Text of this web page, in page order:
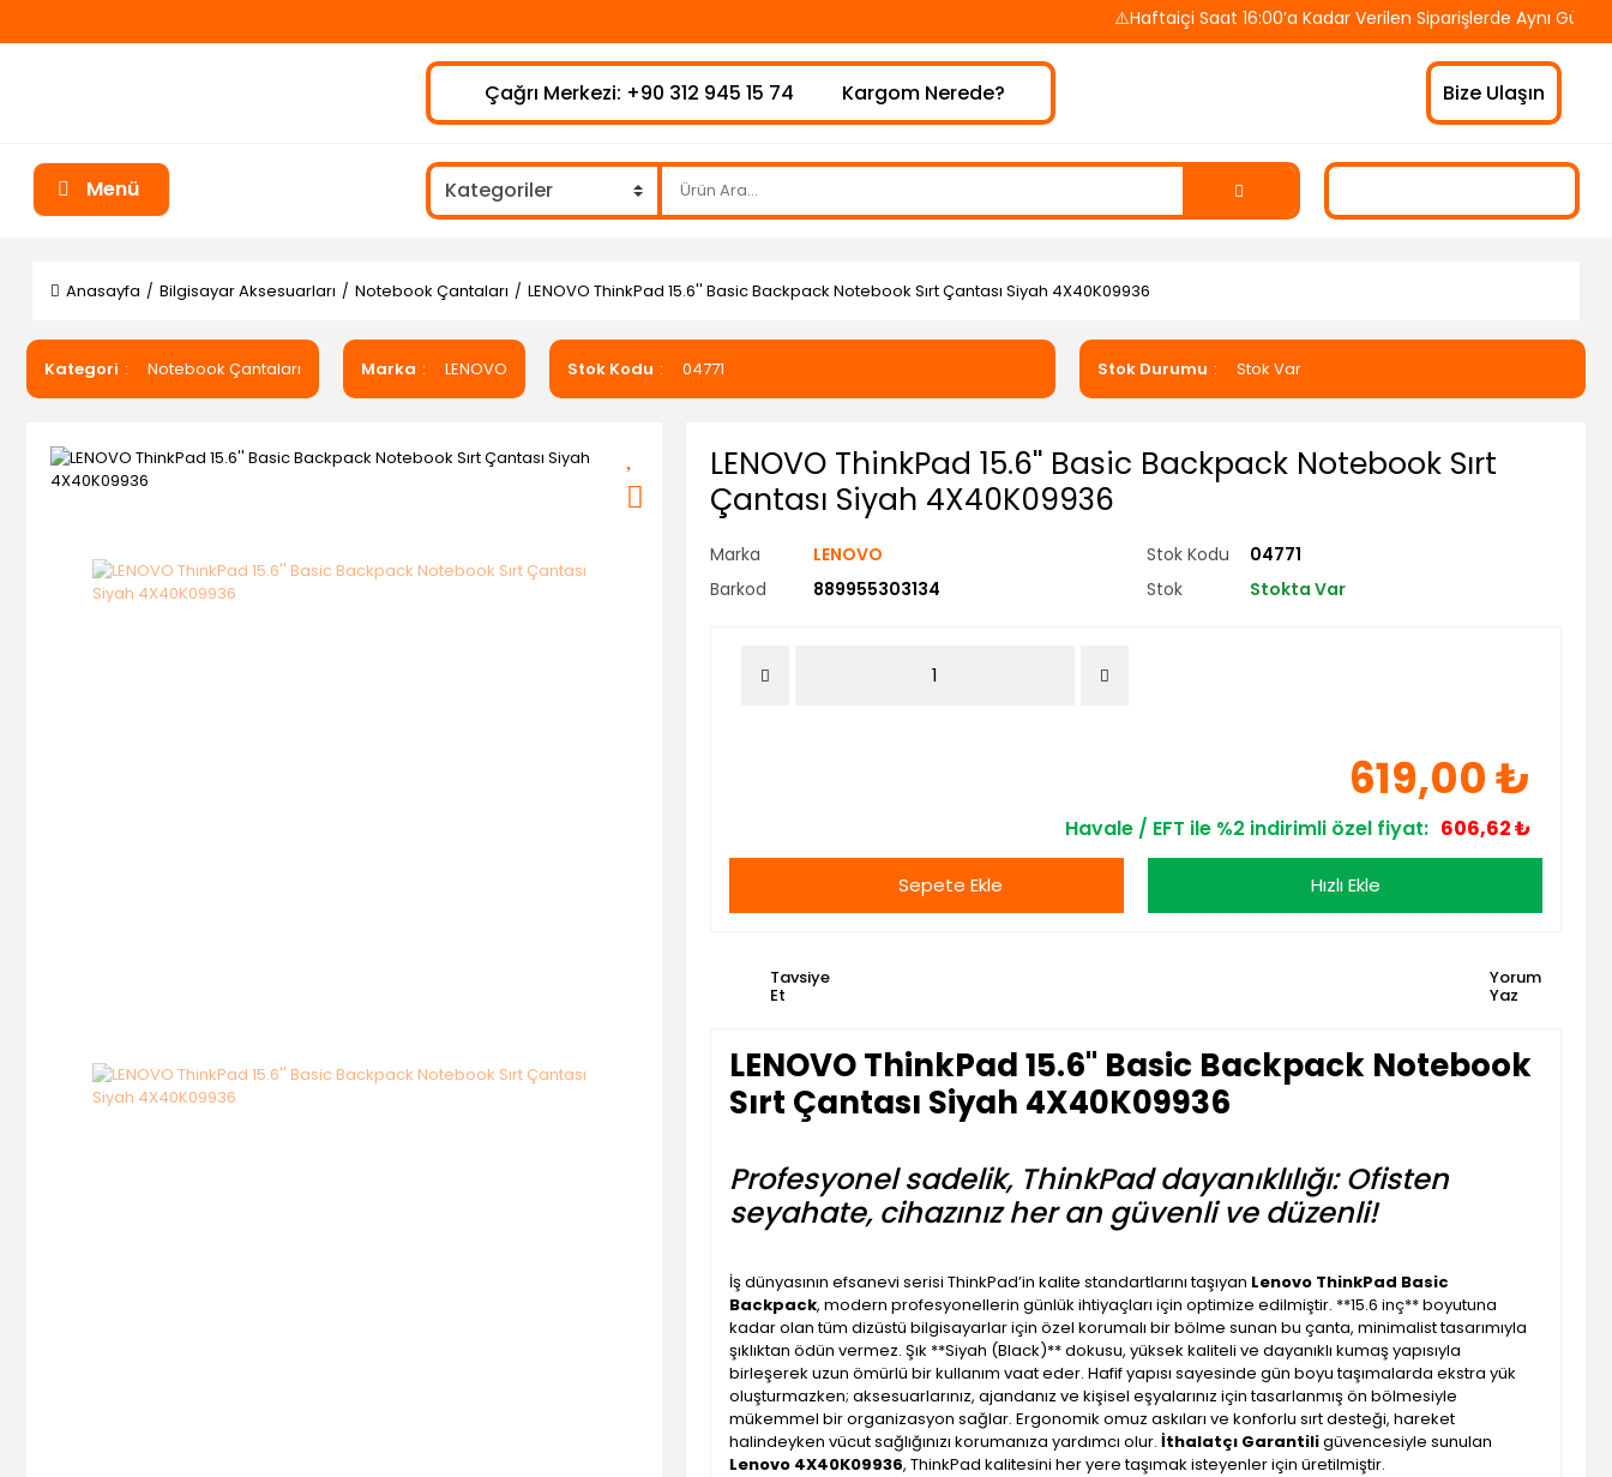
⚠️Haftaiçi Saat 16:00’a Kadar Verilen Siparişlerde Aynı Gün
Çağrı Merkezi: +90 312 945 15 74 Kargom Nerede? Bize Ulaşın
Menü
Anasayfa Bilgisayar Aksesuarları Notebook Çantaları LENOVO ThinkPad 15.6'' Basic Backpack Notebook Sırt Çantası Siyah 4X40K09936
Kategori Notebook Çantaları Marka LENOVO Stok Kodu 04771 Stok Durumu Stok Var
LENOVO ThinkPad 15.6'' Basic Backpack Notebook Sırt
Çantası Siyah 4X40K09936
Marka LENOVO Stok Kodu
04771
Barkod
889955303134 Stok Stokta Var
619,00 ₺
Havale / EFT ile %2 indirimli özel fiyat: 606,62 ₺
Sepete Ekle Hızlı Ekle
Tavsiye
Et
Yorum
Yaz
LENOVO ThinkPad 15.6'' Basic Backpack Notebook
Sırt Çantası Siyah 4X40K09936
Profesyonel sadelik, ThinkPad dayanıklılığı: Ofisten
seyahate, cihazınız her an güvenli ve düzenli!
İş dünyasının efsanevi serisi ThinkPad’in kalite standartlarını taşıyan Lenovo ThinkPad Basic
Backpack, modern profesyonellerin günlük ihtiyaçları için optimize edilmiştir. **15.6 inç** boyutuna
kadar olan tüm dizüstü bilgisayarlar için özel korumalı bir bölme sunan bu çanta, minimalist tasarımıyla
şıklıktan ödün vermez. Şık **Siyah (Black)** dokusu, yüksek kaliteli ve dayanıklı kumaş yapısıyla
birleşerek uzun ömürlü bir kullanım vaat eder. Hafif yapısı sayesinde gün boyu taşımalarda ekstra yük
oluşturmazken; aksesuarlarınız, ajandanız ve kişisel eşyalarınız için tasarlanmış ön bölmesiyle
mükemmel bir organizasyon sağlar. Ergonomik omuz askıları ve konforlu sırt desteği, hareket
halindeyken vücut sağlığınızı korumanıza yardımcı olur. İthalatçı Garantiligüvencesiyle sunulan
Lenovo 4X40K09936, ThinkPad kalitesini her yere taşımak isteyenler için üretilmiştir.